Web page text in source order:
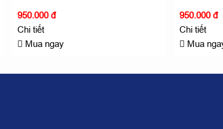
950.000 đ
Chi tiết
Mua ngay
950.000 đ
Chi tiết
Mua